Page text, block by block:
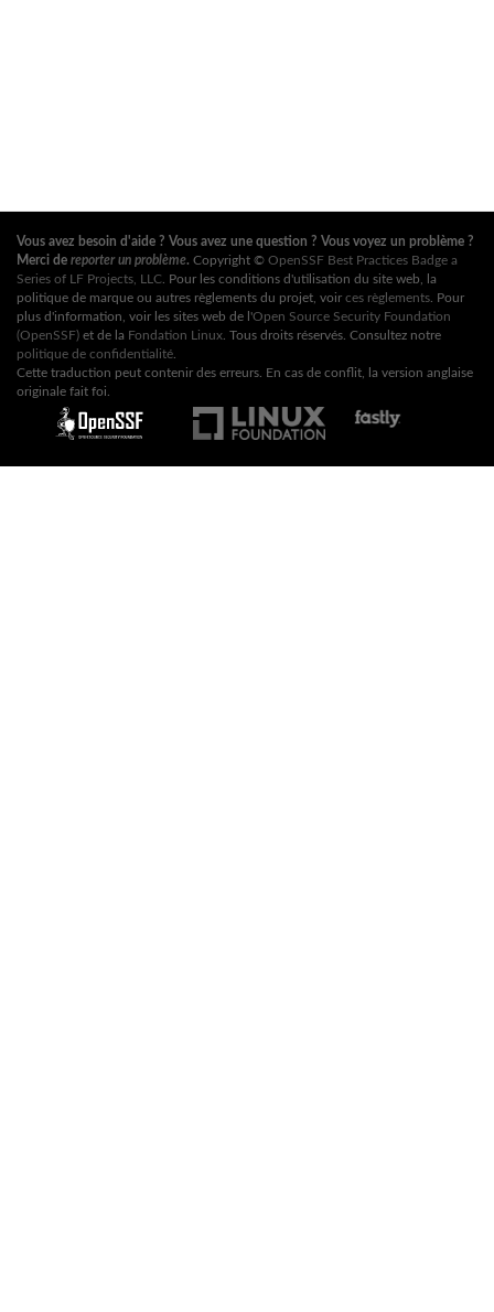
Vous avez besoin d'aide ? Vous avez une question ? Vous voyez un problème ?
Merci de reporter un problème. Copyright © OpenSSF Best Practices Badge a
Series of LF Projects, LLC . Pour les conditions d'utilisation du site web, la
politique de marque ou autres règlements du projet, voir ces règlements . Pour
plus d'information, voir les sites web de l'Open Source Security Foundation
(OpenSSF) et de la Fondation Linux . Tous droits réservés. Consultez notre
politique de confidentialité
Cette traduction peut contenir des erreurs. En cas de conflit, la version anglaise
originale fait foi.